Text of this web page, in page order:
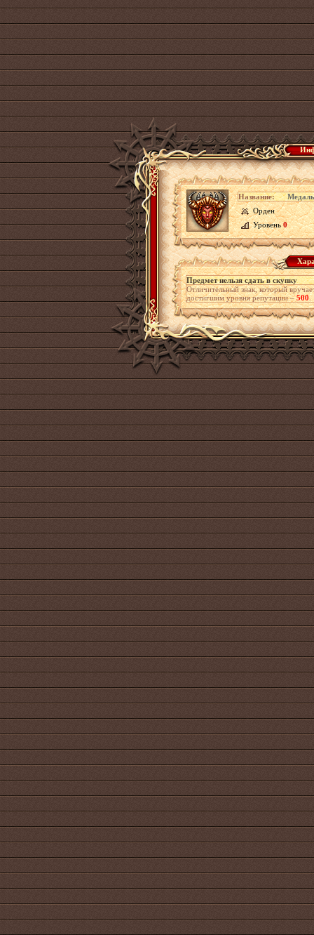
Название:
Орден
Уровень0
Предмет нельзя сдать в скупку
Отличительный знак, который
достигшим уровня репутации –500.